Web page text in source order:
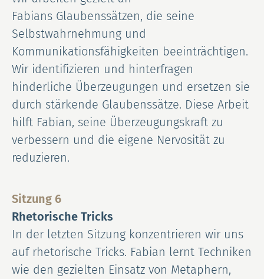
Fabians Glaubenssätzen, die seine
Selbstwahrnehmung und
Kommunikationsfähigkeiten beeinträchtigen.
Wir identifizieren und hinterfragen
hinderliche Überzeugungen und ersetzen sie
durch stärkende Glaubenssätze. Diese Arbeit
hilft Fabian, seine Überzeugungskraft zu
verbessern und die eigene Nervosität zu
reduzieren.
Sitzung 6
Rhetorische Tricks
In der letzten Sitzung konzentrieren wir uns
auf rhetorische Tricks. Fabian lernt Techniken
wie den gezielten Einsatz von Metaphern,